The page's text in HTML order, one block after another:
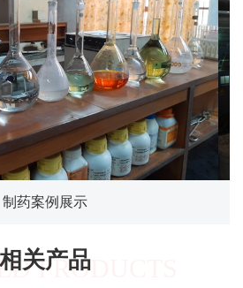
制药案例展示
相关产品
PRODUCTS